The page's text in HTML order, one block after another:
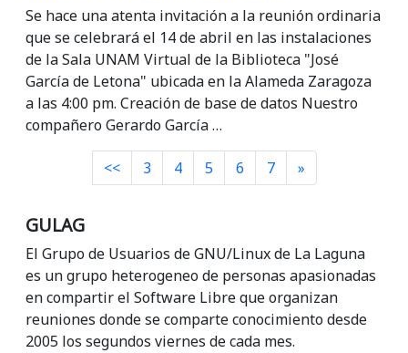
Se hace una atenta invitación a la reunión ordinaria
que se celebrará el 14 de abril en las instalaciones
de la Sala UNAM Virtual de la Biblioteca "José
García de Letona" ubicada en la Alameda Zaragoza
a las 4:00 pm. Creación de base de datos Nuestro
compañero Gerardo García …
<< 3 4 5 6 7 »Siguiente
GULAG
El Grupo de Usuarios de GNU/Linux de La Laguna
es un grupo heterogeneo de personas apasionadas
en compartir el Software Libre que organizan
reuniones donde se comparte conocimiento desde
2005 los segundos viernes de cada mes.